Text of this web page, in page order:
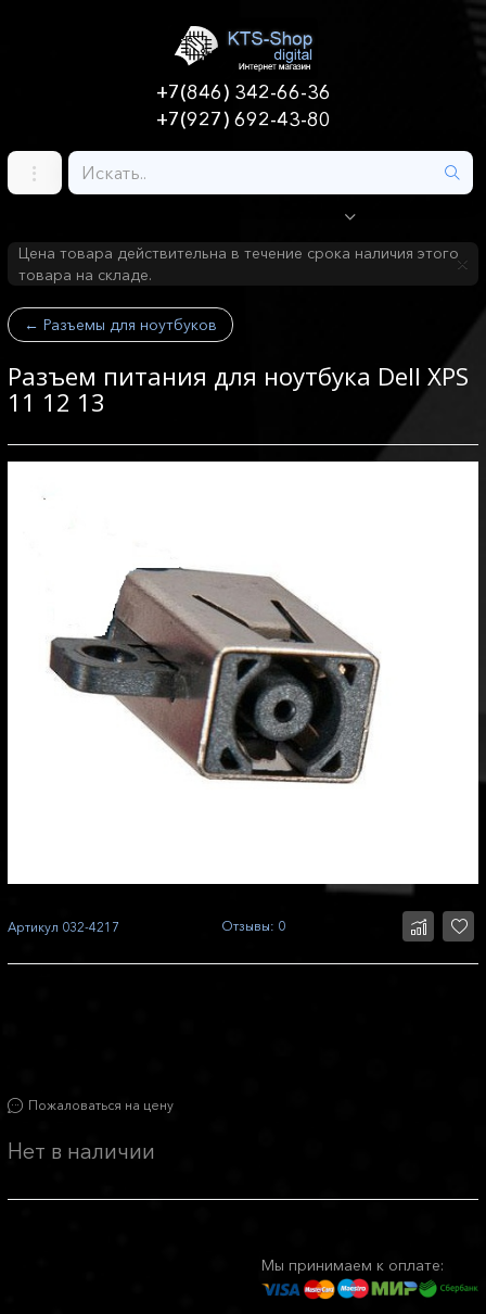
+7(846) 342-66-36
+7(927) 692-43-80
Цена товара действительна в течение срока наличия этого
товара на складе.
← Разъемы для ноутбуков
Разъем питания для ноутбука Dell XPS
11 12 13
Артикул 032-4217 Отзывы: 0
Пожаловаться на цену
Нет в наличии
Мы принимаем к оплате: